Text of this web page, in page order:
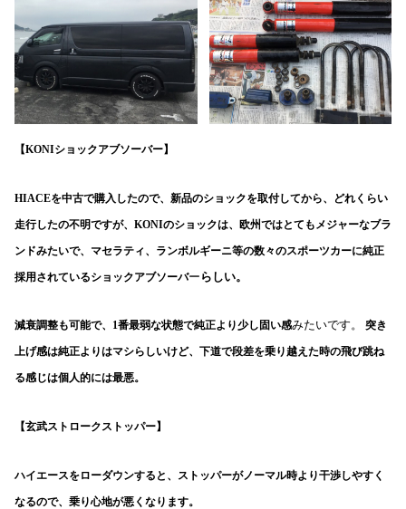
【KONIショックアブソーバー】
HIACEを中古で購入したので、新品のショックを取付してから、どれくらい
走行したの不明ですが、KONIのショックは、欧州ではとてもメジャーなブラ
ンドみたいで、マセラティ、ランボルギーニ等の数々のスポーツカーに純正
採用されているショックアブソーバー らしい。
減衰調整も可能で、1番最弱な状態で純正より少し固い感みたいです。 突き
上げ感は純正よりはマシらしいけど、下道で段差を乗り越えた時の飛び跳ね
る感じは個人的には最悪。
【玄武ストロークストッパー】
ハイエースをローダウンすると、ストッパーがノーマル時より干渉しやすく
なるので、乗り心地が悪くなります。